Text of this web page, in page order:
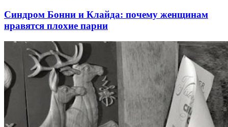
Синдром Бонни и Клайда: почему женщинам
нравятся плохие парни